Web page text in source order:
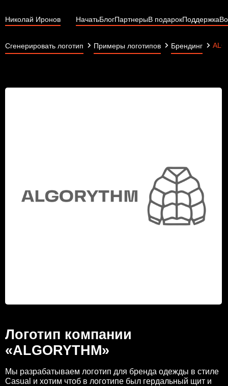
Николай Иронов НачатьБлогПартнерыВ подарокПоддержка
Сгенерировать логотип Примеры логотипов Брендинг
Логотип компании
«ALGORYTHM»
Мы разрабатываем логотип для бренда одежды в стиле
Casual и хотим чтоб в логотипе был гердальный щит и